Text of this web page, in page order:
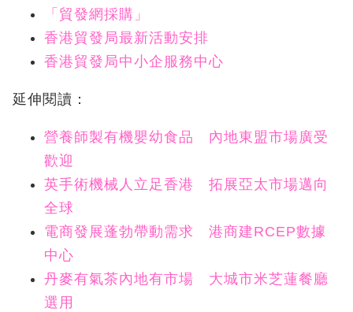
「貿發網採購」
香港貿發局最新活動安排
香港貿發局中小企服務中心
延伸閱讀：
營養師製有機嬰幼食品 內地東盟市場廣受
歡迎
英手術機械人立足香港 拓展亞太市場邁向
全球
電商發展蓬勃帶動需求 港商建RCEP數據
中心
丹麥有氣茶內地有市場 大城市米芝蓮餐廳
選用